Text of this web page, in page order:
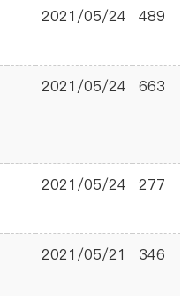
2021/05/24 489
2021/05/24 663
2021/05/24 277
2021/05/21 346